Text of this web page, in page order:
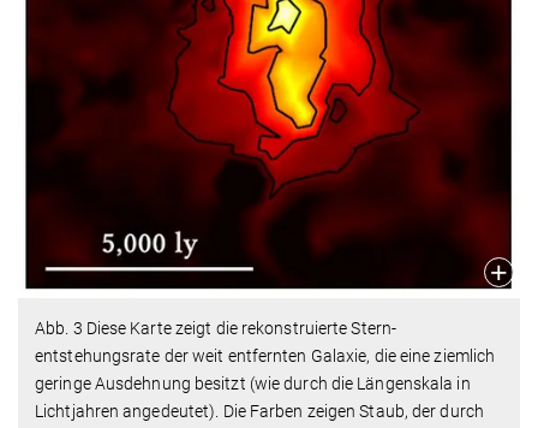
Abb. 3 Diese Karte zeigt die rekonstruierte Stern­
entstehungsrate der weit entfernten Galaxie, die eine ziemlich
geringe Ausdehnung besitzt (wie durch die Längenskala in
Lichtjahren angedeutet). Die Farben zeigen Staub, der durch